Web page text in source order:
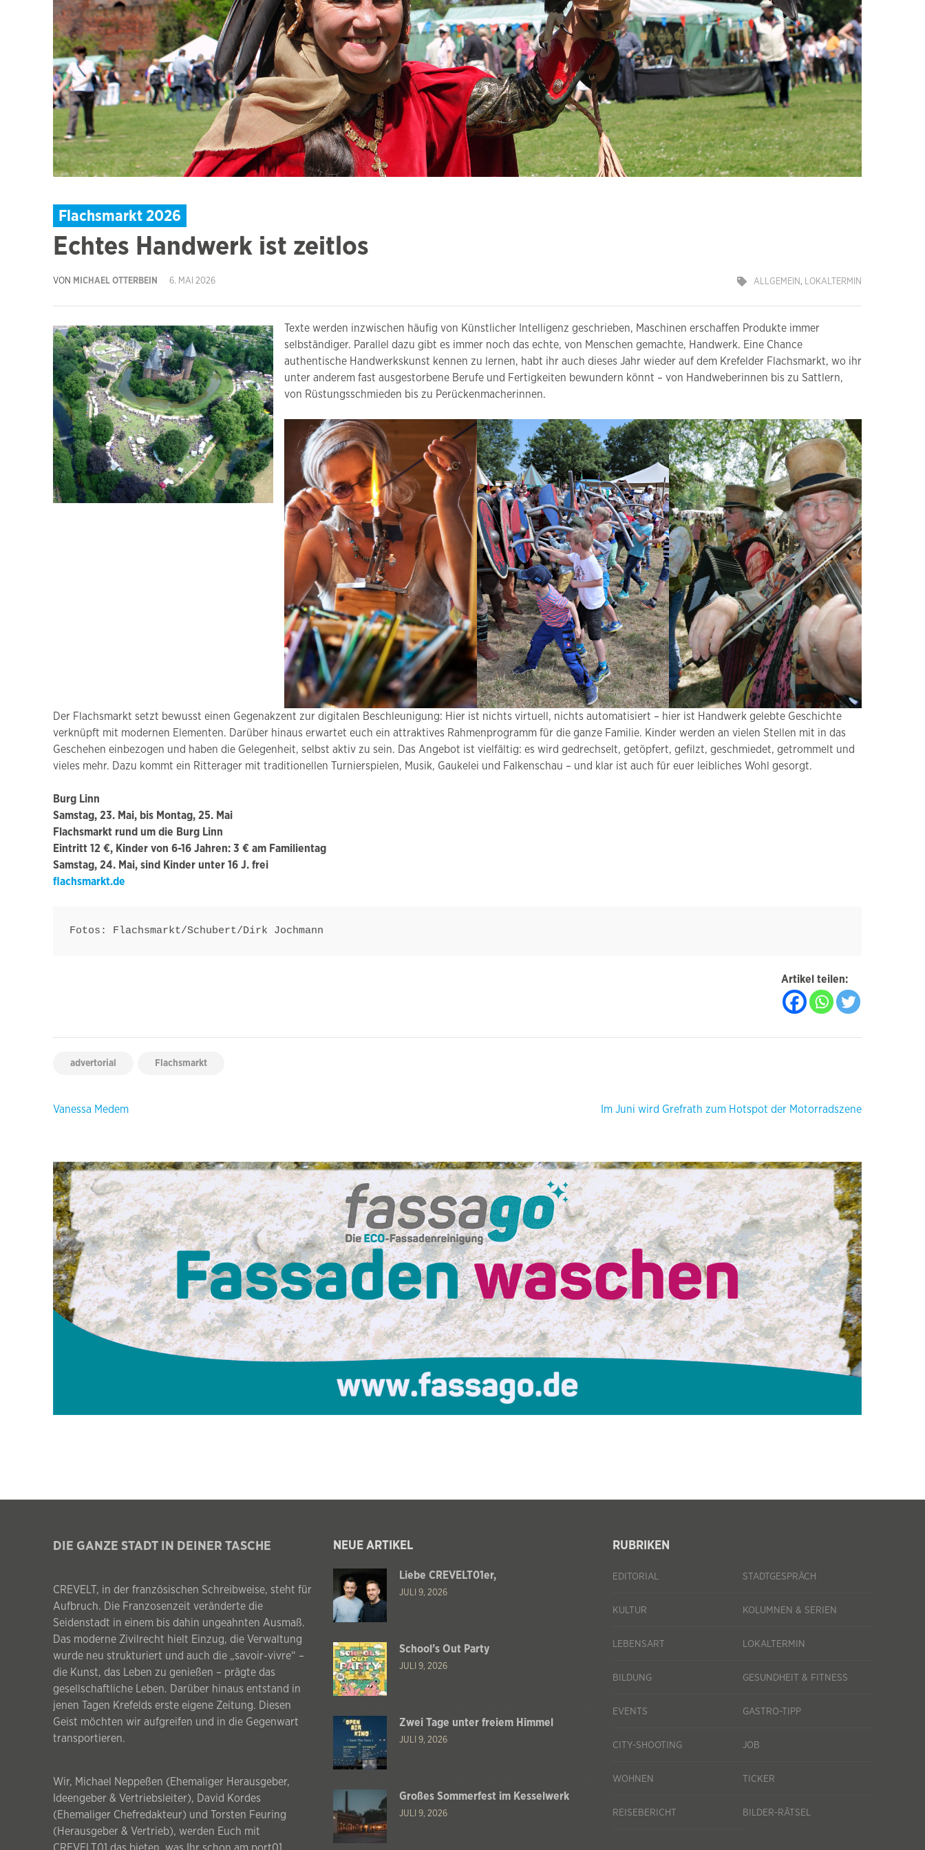
Flachsmarkt 2026
Echtes Handwerk ist zeitlos
VON MICHAEL OTTERBEIN 6. MAI 2026 ALLGEMEIN, LOKALTERMIN
Texte werden inzwischen häufig von Künstlicher Intelligenz geschrieben, Maschinen erschaffen Produkte immer
selbständiger. Parallel dazu gibt es immer noch das echte, von Menschen gemachte, Handwerk. Eine Chance
authentische Handwerkskunst kennen zu lernen, habt ihr auch dieses Jahr wieder auf dem Krefelder Flachsmarkt, wo ihr
unter anderem fast ausgestorbene Berufe und Fertigkeiten bewundern könnt – von Handweberinnen bis zu Sattlern,
von Rüstungsschmieden bis zu Perückenmacherinnen.
Der Flachsmarkt setzt bewusst einen Gegenakzent zur digitalen Beschleunigung: Hier ist nichts virtuell, nichts automatisiert – hier ist Handwerk gelebte Geschichte
verknüpft mit modernen Elementen. Darüber hinaus erwartet euch ein attraktives Rahmenprogramm für die ganze Familie. Kinder werden an vielen Stellen mit in das
Geschehen einbezogen und haben die Gelegenheit, selbst aktiv zu sein. Das Angebot ist vielfältig: es wird gedrechselt, getöpfert, gefilzt, geschmiedet, getrommelt und
vieles mehr. Dazu kommt ein Ritterager mit traditionellen Turnierspielen, Musik, Gaukelei und Falkenschau – und klar ist auch für euer leibliches Wohl gesorgt.
Burg Linn
Samstag, 23. Mai, bis Montag, 25. Mai
Flachsmarkt rund um die Burg Linn
Eintritt 12 €, Kinder von 6-16 Jahren: 3 € am Familientag
Samstag, 24. Mai, sind Kinder unter 16 J. frei
flachsmarkt.de
Fotos: Flachsmarkt/Schubert/Dirk Jochmann
Artikel teilen:
advertorial Flachsmarkt
Beitragsnavigation
Vanessa Medem Im Juni wird Grefrath zum Hotspot der Motorradszene
DIE GANZE STADT IN DEINER TASCHE
CREVELT, in der französischen Schreibweise, steht für
Aufbruch. Die Franzosenzeit veränderte die
Seidenstadt in einem bis dahin ungeahnten Ausmaß.
Das moderne Zivilrecht hielt Einzug, die Verwaltung
wurde neu strukturiert und auch die „savoir-vivre“ –
die Kunst, das Leben zu genießen – prägte das
gesellschaftliche Leben. Darüber hinaus entstand in
jenen Tagen Krefelds erste eigene Zeitung. Diesen
Geist möchten wir aufgreifen und in die Gegenwart
transportieren.
Wir, Michael Neppeßen (Ehemaliger Herausgeber,
Ideengeber & Vertriebsleiter), David Kordes
(Ehemaliger Chefredakteur) und Torsten Feuring
(Herausgeber & Vertrieb), werden Euch mit
CREVELT01 das bieten, was Ihr schon am port01
NEUE ARTIKEL
Liebe CREVELT01er,
JULI 9, 2026
School’s Out Party
JULI 9, 2026
Zwei Tage unter freiem Himmel
JULI 9, 2026
Großes Sommerfest im Kesselwerk
JULI 9, 2026
RUBRIKEN
EDITORIAL STADTGESPRÄCH
KULTUR KOLUMNEN & SERIEN
LEBENSART LOKALTERMIN
BILDUNG GESUNDHEIT & FITNESS
EVENTS GASTRO-TIPP
CITY-SHOOTING JOB
WOHNEN TICKER
REISEBERICHT BILDER-RÄTSEL